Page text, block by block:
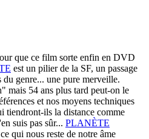
que ce film sorte enfin en DVD
est un pilier de la SF, un passage
genre... une pure merveille.
mais 54 ans plus tard peut-on le
et nos moyens techniques
tiendront-ils la distance comme
suis pas sûr... PLANÈTE
qui nous reste de notre âme